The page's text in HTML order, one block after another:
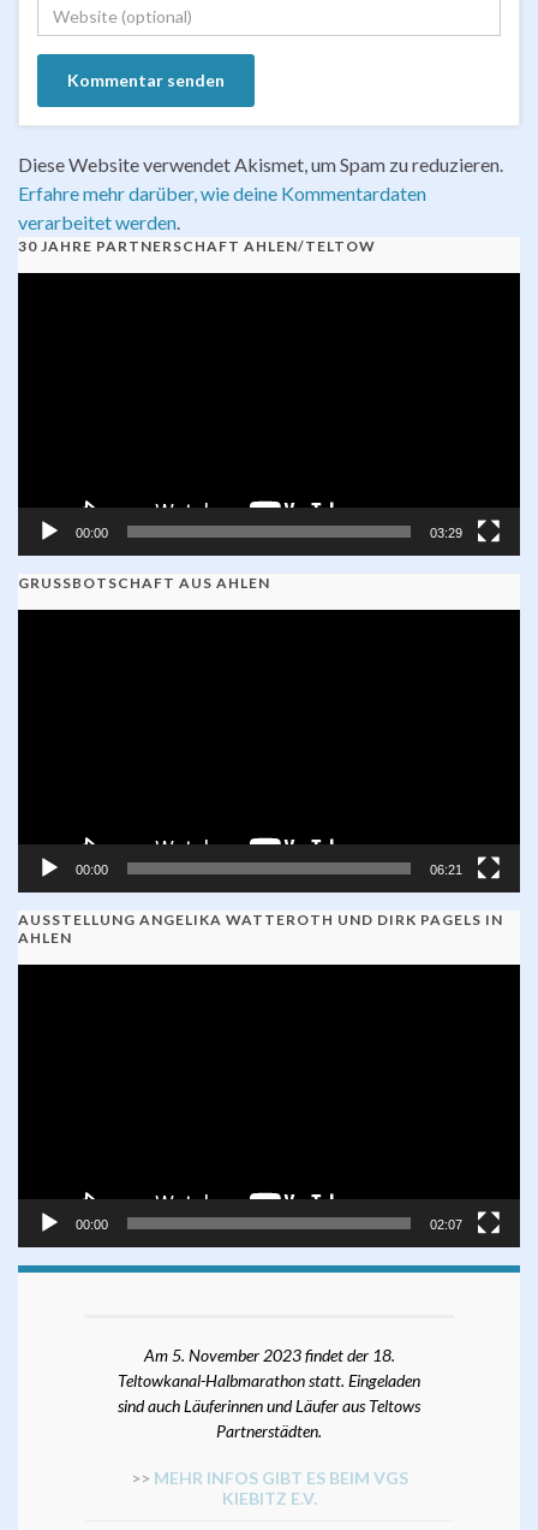
Diese Website verwendet Akismet, um Spam zu reduzieren.
Erfahre mehr darüber, wie deine Kommentardaten
verarbeitet werden.
30 JAHRE PARTNERSCHAFT AHLEN/TELTOW
00:00 03:29
GRUSSBOTSCHAFT AUS AHLEN
00:00 06:21
AUSSTELLUNG ANGELIKA WATTEROTH UND DIRK PAGELS IN
AHLEN
00:00 02:07
Am 5. November 2023 findet der 18.
Teltowkanal-Halbmarathon statt. Eingeladen
sind auch Läuferinnen und Läufer aus Teltows
Partnerstädten.
>> MEHR INFOS GIBT ES BEIM VGS
KIEBITZ E.V.